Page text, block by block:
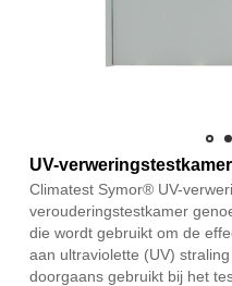
UV-verweringstestkamer
Climatest Symor® UV-
verouderingstestkamer
die wordt gebruikt om de
aan ultraviolette (UV)
doorgaans gebruikt bij het